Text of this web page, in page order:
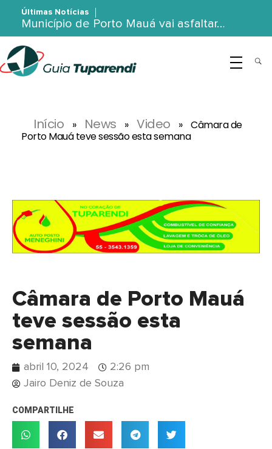
Últimas Notícias
Município de Porto Mauá vai asfaltar…
Início » News » Video » Câmara de
Porto Mauá teve sessão esta semana
Câmara de Porto Mauá
teve sessão esta
semana
abril 10, 2024
2:26 pm
Jairo Deniz de Souza
COMPARTILHE